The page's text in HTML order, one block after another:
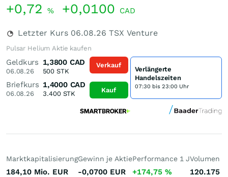
+0,72 % +0,0100 CAD
Letzter Kurs 06.08.26 TSX Venture
Pulsar Helium Aktie kaufen
Geldkurs
06.08.26
1,3800 CAD
500 STK
Briefkurs
06.08.26
1,4000 CAD
3.400STK
Verkauf
Kauf
Verlängerte
Handelszeiten
07:30 bis 23:00 Uhr
Marktkapitalisierung
184,10 Mio. EUR
Gewinn je Aktie
-0,0700 EUR
Performance 1 J
+174,75 %
Volumen
120.175